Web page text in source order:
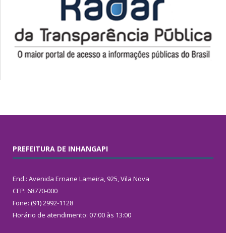
PREFEITURA DE INHANGAPI
End.: Avenida Ernane Lameira, 925, Vila Nova
CEP: 68770-000
Fone: (91) 2992-1128
Horário de atendimento: 07:00 às 13:00